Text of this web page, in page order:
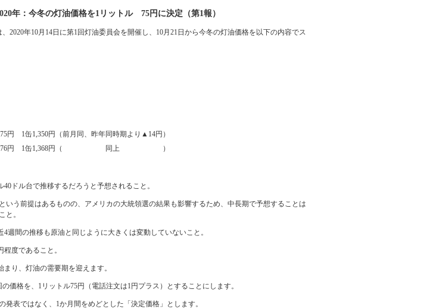
年：今冬の灯油価格を1リットル 75円に決定（第1報）
2020年10月14日に第1回灯油委員会を開催し、10月21日から今冬の灯油価格を以下の内容でス
円 1缶1,350円（前月同、昨年同時期より▲14円）
円 1缶1,368円（ 同上 ）
ドル台で推移するだろうと予想されること。
いう前提はあるものの、アメリカの大統領選の結果も影響するため、中長期で予想することは
と。
週間の推移も原油と同じように大きくは変動していないこと。
度であること。
り、灯油の需要期を迎えます。
価格を、1リットル75円（電話注文は1円プラス）とすることにします。
表ではなく、1か月間をめどとした「決定価格」とします。